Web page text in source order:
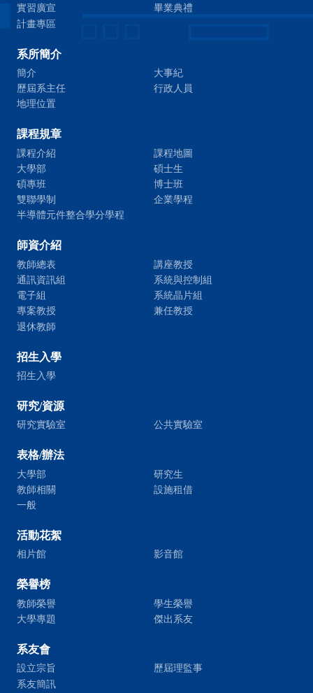
實習廣宣
畢業典禮
計畫專區
系所簡介
簡介
大事紀
歷屆系主任
行政人員
地理位置
課程規章
課程介紹
課程地圖
大學部
碩士生
碩專班
博士班
雙聯學制
企業學程
半導體元件整合學分學程
師資介紹
教師總表
講座教授
通訊資訊組
系統與控制組
電子組
系統晶片組
專案教授
兼任教授
退休教師
招生入學
招生入學
研究/資源
研究實驗室 公共實驗室
表格/辦法
大學部
研究生
教師相關
設施租借
一般
活動花絮
相片館 影音館
榮譽榜
教師榮譽
學生榮譽
大學專題
傑出系友
系友會
設立宗旨
歷屆理監事
系友簡訊